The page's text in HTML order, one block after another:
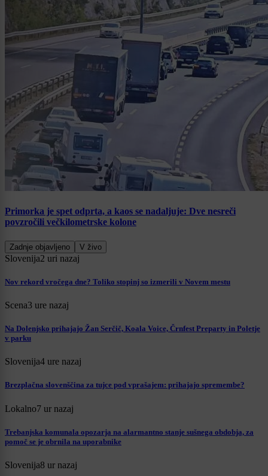
Primorka je spet odprta, a kaos se nadaljuje: Dve nesreči
povzročili večkilometrske kolone
Zadnje objavljeno V živo
Slovenija2 uri nazaj
Nov rekord vročega dne? Toliko stopinj so izmerili v Novem mestu
Scena3 ure nazaj
Na Dolenjsko prihajajo Žan Serčič, Koala Voice, Črnfest Preparty in Poletje
v parku
Slovenija4 ure nazaj
Brezplačna slovenščina za tujce pod vprašajem: prihajajo spremembe?
Lokalno7 ur nazaj
Trebanjska komunala opozarja na alarmantno stanje sušnega obdobja, za
pomoč se je obrnila na uporabnike
Slovenija8 ur nazaj